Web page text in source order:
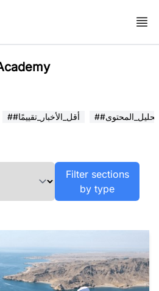
##أقل_الأخبار_تقييمًا ##تحليل_المحتوى
Filter sections
by type